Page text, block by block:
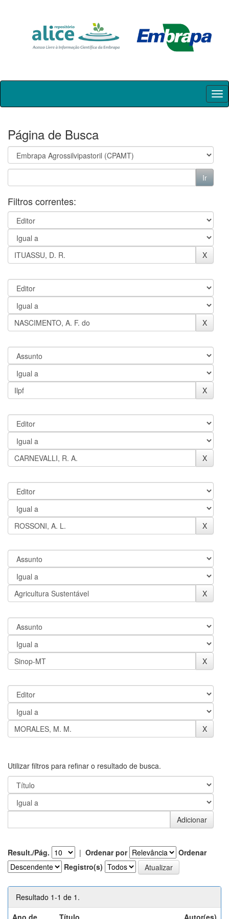
Skip
Página de Busca
Filtros correntes:
Utilizar filtros para refinar o resultado de busca.
Result./Pág. | Ordenar por
Ordenar
Registro(s)
Resultado 1-1 de 1.
Ano de
Título Autor(es)